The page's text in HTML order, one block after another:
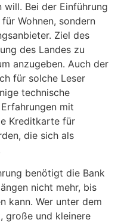
will. Bei der Einführung
Wohnen, sondern
Ziel des
des Landes zu
anzugeben. Auch der
für solche Leser
technische
mit
Kreditkarte für
die sich als
benötigt die Bank
nicht mehr, bis
kann. Wer unter dem
große und kleinere